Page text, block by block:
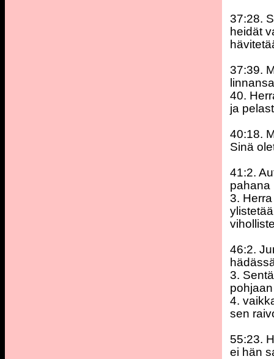
37:28.
heidät
37:39.
40.
ja
40:18.
Sinä
41:2.
pahana
3.
46:2.
3.
4.
sen
55:23.
ei hän